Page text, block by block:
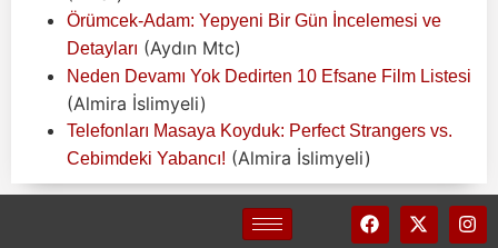
Örümcek-Adam: Yepyeni Bir Gün İncelemesi ve
Detayları (Aydın Mtc)
Neden Devamı Yok Dedirten 10 Efsane Film Listesi
(Almira İslimyeli)
Telefonları Masaya Koyduk: Perfect Strangers vs.
Cebimdeki Yabancı! (Almira İslimyeli)